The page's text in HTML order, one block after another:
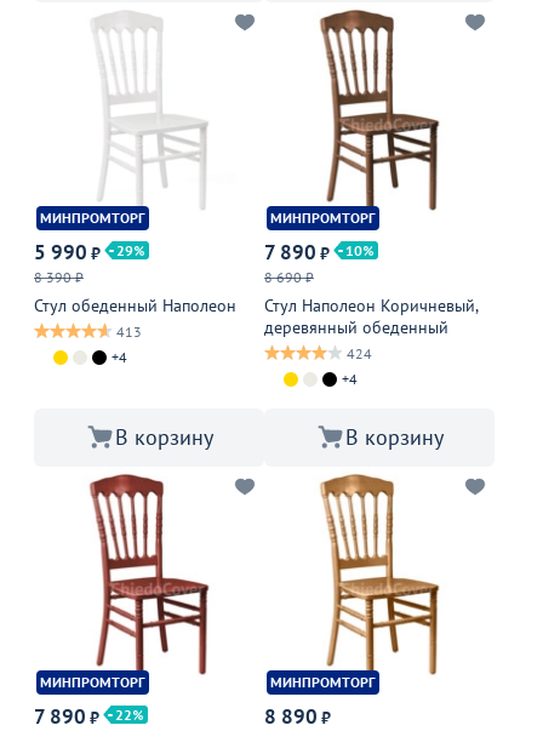
МИНПРОМТОРГ
5 990 ₽
29
8 390 ₽
Стул обеденный Наполеон
413
+4
В корзину
МИНПРОМТОРГ
7 890 ₽
10
8 690 ₽
Стул Наполеон Коричневый,
деревянный обеденный
424
+4
В корзину
МИНПРОМТОРГ
7 890 ₽
22
МИНПРОМТОРГ
8 890 ₽